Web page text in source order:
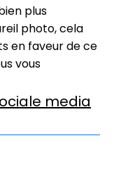
plus
photo, cela
en faveur de ce
vous
media